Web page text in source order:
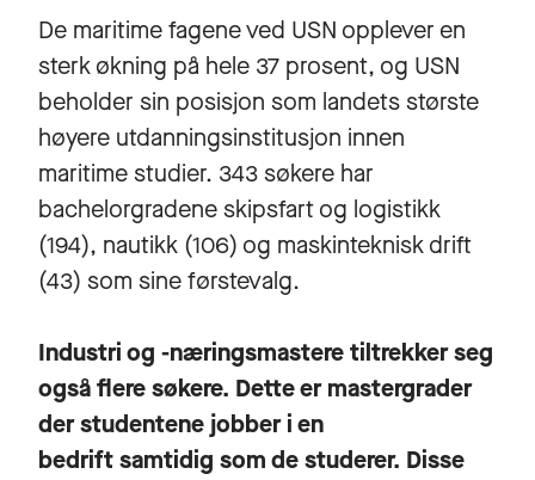
De maritime fagene ved USN opplever en
sterk økning på hele 37 prosent, og USN
beholder sin posisjon som landets største
høyere utdanningsinstitusjon innen
maritime studier. 343 søkere har
bachelorgradene skipsfart og logistikk
(194), nautikk (106) og maskinteknisk drift
(43) som sine førstevalg.
Industri og -næringsmastere tiltrekker seg
også flere søkere. Dette er mastergrader
der studentene jobber i en
bedrift samtidig som de studerer. Disse